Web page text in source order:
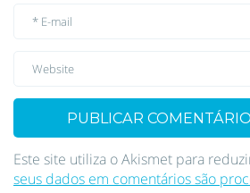
Este site utiliza o Akismet para
seus dados em comentários são